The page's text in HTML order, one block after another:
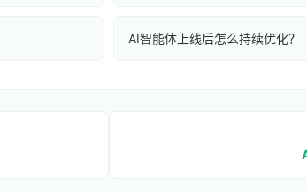
AI智能体上线后怎么持续优化？